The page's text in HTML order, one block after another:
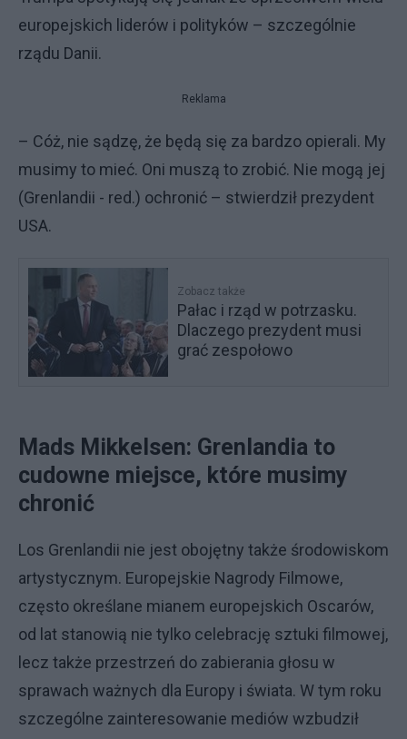
europejskich liderów i polityków – szczególnie
rządu Danii.
Reklama
– Cóż, nie sądzę, że będą się za bardzo opierali. My
musimy to mieć. Oni muszą to zrobić. Nie mogą jej
(Grenlandii - red.) ochronić – stwierdził prezydent
USA.
Zobacz także
Pałac i rząd w potrzasku.
Dlaczego prezydent musi
grać zespołowo
Mads Mikkelsen: Grenlandia to
cudowne miejsce, które musimy
chronić
Los Grenlandii nie jest obojętny także środowiskom
artystycznym. Europejskie Nagrody Filmowe,
często określane mianem europejskich Oscarów,
od lat stanowią nie tylko celebrację sztuki filmowej,
lecz także przestrzeń do zabierania głosu w
sprawach ważnych dla Europy i świata. W tym roku
szczególne zainteresowanie mediów wzbudził